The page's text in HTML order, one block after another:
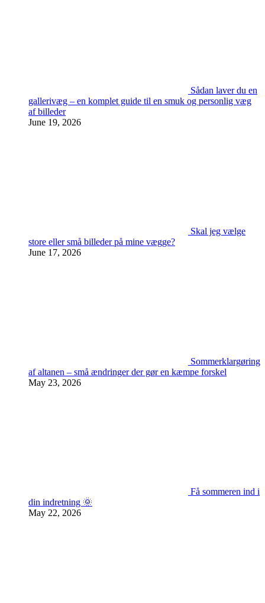
Sådan laver du en
gallerivæg – en komplet guide til en smuk og personlig væg
af billeder
June 19, 2026
Skal jeg vælge
store eller små billeder på mine vægge?
June 17, 2026
Sommerklargøring
af altanen – små ændringer der gør en kæmpe forskel
May 23, 2026
Få sommeren ind i
din indretning 🌞
May 22, 2026